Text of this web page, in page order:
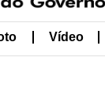
Vídeo